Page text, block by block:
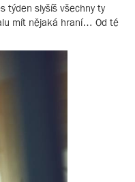
týden slyšíš všechny ty
mít nějaká hraní… Od té